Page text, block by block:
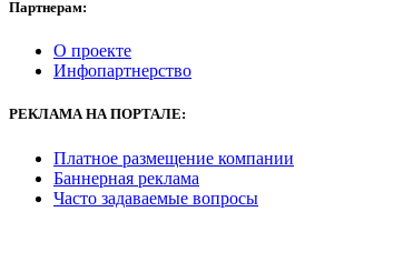
Партнерам:
О проекте
Инфопартнерство
РЕКЛАМАНА ПОРТАЛЕ:
Платное размещение компании
Баннерная реклама
Часто задаваемые вопросы